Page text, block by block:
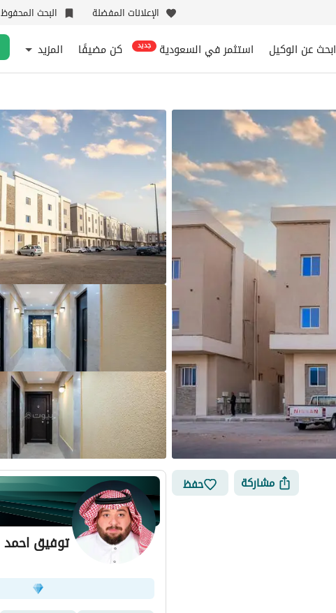
الإعلانات المفضلة البحث المحفوظ
ابحث عن الوكيل استثمر في السعودية جديد كن مضيفًا المزيد
مشاركة حفظ
توفيق احمد